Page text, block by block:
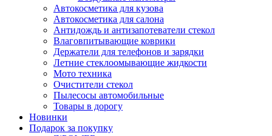
Автокосметика для кузова
Автокосметика для салона
Антидождь и антизапотеватели стекол
Влаговпитывающие коврики
Держатели для телефонов и зарядки
Летние стеклоомывающие жидкости
Мото техника
Очистители стекол
Пылесосы автомобильные
Товары в дорогу
Новинки
Подарок за покупку